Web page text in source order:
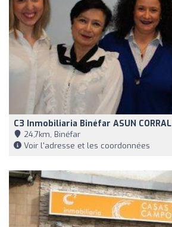
C3 Inmobiliaria Binéfar ASUN CORRAL
24,7km, Binéfar
Voir l'adresse et les coordonnées